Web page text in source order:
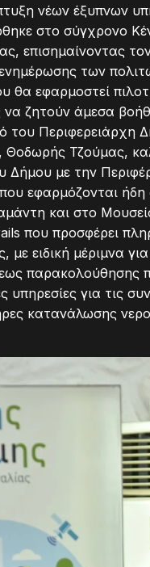
νέων έξυπνων
στο σύγχρονο
επισημαίνοντας
των
θα εφαρμοστεί
να ζητούν άμεσα
του Περιφερειάρχη
Τζούμας,
Δήμου με την
εφαρμόζονται ήδη
και στο
που προσφέρει
με ειδική μέριμνα
παρακολούθησης
υπηρεσίες για τις
κατανάλωσης